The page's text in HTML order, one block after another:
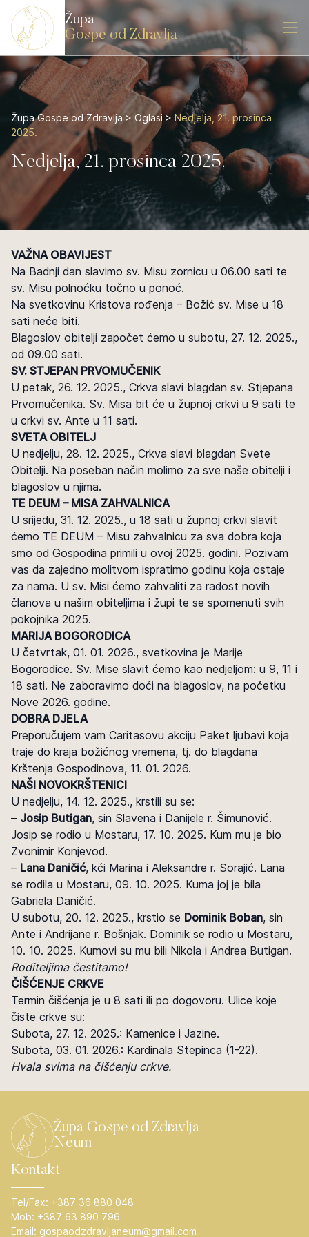
Župa
Gospe od Zdravlja
Župa Gospe od Zdravlja > Oglasi> Nedjelja, 21. prosinca
2025.
Nedjelja, 21. prosinca 2025.
VAŽNA OBAVIJEST
Na Badnji dan slavimo sv. Misu zornicu u 06.00 sati te
sv. Misu polnoćku točno u ponoć.
Na svetkovinu Kristova rođenja – Božić sv. Mise u 18
sati neće biti.
Blagoslov obitelji započet ćemo u subotu, 27. 12. 2025.,
od 09.00 sati.
SV. STJEPAN PRVOMUČENIK
U petak, 26. 12. 2025., Crkva slavi blagdan sv. Stjepana
Prvomučenika. Sv. Misa bit će u župnoj crkvi u 9 sati te
u crkvi sv. Ante u 11 sati.
SVETA OBITELJ
U nedjelju, 28. 12. 2025., Crkva slavi blagdan Svete
Obitelji. Na poseban način molimo za sve naše obitelji i
blagoslov u njima.
TE DEUM – MISA ZAHVALNICA
U srijedu, 31. 12. 2025., u 18 sati u župnoj crkvi slavit
ćemo TE DEUM – Misu zahvalnicu za sva dobra koja
smo od Gospodina primili u ovoj 2025. godini. Pozivam
vas da zajedno molitvom ispratimo godinu koja ostaje
za nama. U sv. Misi ćemo zahvaliti za radost novih
članova u našim obiteljima i župi te se spomenuti svih
pokojnika 2025.
MARIJA BOGORODICA
U četvrtak, 01. 01. 2026., svetkovina je Marije
Bogorodice. Sv. Mise slavit ćemo kao nedjeljom: u 9, 11 i
18 sati. Ne zaboravimo doći na blagoslov, na početku
Nove 2026. godine.
DOBRA DJELA
Preporučujem vam Caritasovu akciju Paket ljubavi koja
traje do kraja božićnog vremena, tj. do blagdana
Krštenja Gospodinova, 11. 01. 2026.
NAŠI NOVOKRŠTENICI
U nedjelju, 14. 12. 2025., krstili su se:
– Josip Butigan, sin Slavena i Danijele r. Šimunović.
Josip se rodio u Mostaru, 17. 10. 2025. Kum mu je bio
Zvonimir Konjevod.
– Lana Daničić, kći Marina i Aleksandre r. Sorajić. Lana
se rodila u Mostaru, 09. 10. 2025. Kuma joj je bila
Gabriela Daničić.
U subotu, 20. 12. 2025., krstio se Dominik Boban, sin
Ante i Andrijane r. Bošnjak. Dominik se rodio u Mostaru,
10. 10. 2025. Kumovi su mu bili Nikola i Andrea Butigan.
Roditeljima čestitamo!
ČIŠĆENJE CRKVE
Termin čišćenja je u 8 sati ili po dogovoru. Ulice koje
čiste crkve su:
Subota, 27. 12. 2025.: Kamenice i Jazine.
Subota, 03. 01. 2026.: Kardinala Stepinca (1-22).
Hvala svima na čišćenju crkve.
Župa Gospe od Zdravlja
Neum
Kontakt
Tel/Fax: +387 36 880 048
Mob: +387 63 890 796
Email: gospaodzdravljaneum@gmail.com